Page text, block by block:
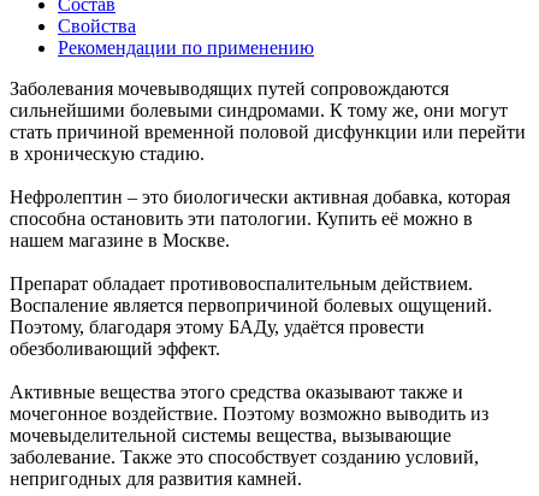
Свойства
Рекомендации по применению
Заболевания мочевыводящих путей сопровождаются
сильнейшими болевыми синдромами. К тому же, они могут
стать причиной временной половой дисфункции или перейти
в хроническую стадию.
Нефролептин – это биологически активная добавка, которая
способна остановить эти патологии. Купить её можно в
нашем магазине в Москве.
Препарат обладает противовоспалительным действием.
Воспаление является первопричиной болевых ощущений.
Поэтому, благодаря этому БАДу, удаётся провести
обезболивающий эффект.
Активные вещества этого средства оказывают также и
мочегонное воздействие. Поэтому возможно выводить из
мочевыделительной системы вещества, вызывающие
заболевание. Также это способствует созданию условий,
непригодных для развития камней.